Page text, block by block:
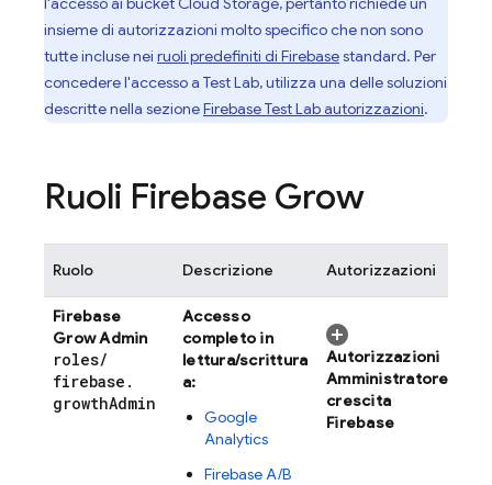
insieme di autorizzazioni molto specifico che non sono
tutte incluse nei ruoli predefiniti di Firebasestandard. Per
concedere l'accesso a Test Lab, utilizza una delle soluzioni
descritte nella sezioneFirebase Test Labautorizzazioni.
Ruoli Firebase Grow
Ruolo Descrizione Autorizzazioni
Firebase
Grow Admin
roles/
firebase .
growthAdmin
Accesso
completo in
lettura/scrittura
a:
Google
Analytics
Firebase A/B
Autorizzazioni
Amministratore
crescita
Firebase